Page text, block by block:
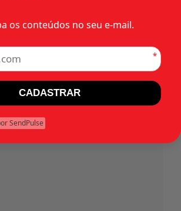
de dezembro.pdf
os conteúdos no seu e-mail.
*
CADASTRAR
SendPulse